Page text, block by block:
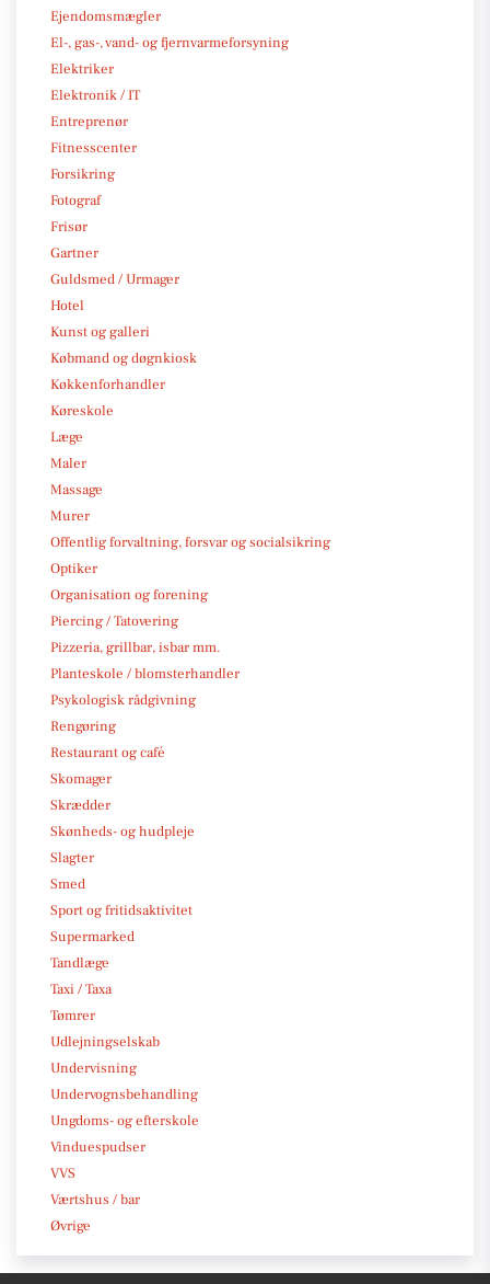
Ejendomsmægler
El-, gas-, vand- og fjernvarmeforsyning
Elektriker
Elektronik / IT
Entreprenør
Fitnesscenter
Forsikring
Fotograf
Frisør
Gartner
Guldsmed / Urmager
Hotel
Kunst og galleri
Købmand og døgnkiosk
Køkkenforhandler
Køreskole
Læge
Maler
Massage
Murer
Offentlig forvaltning, forsvar og socialsikring
Optiker
Organisation og forening
Piercing / Tatovering
Pizzeria, grillbar, isbar mm.
Planteskole / blomsterhandler
Psykologisk rådgivning
Rengøring
Restaurant og café
Skomager
Skrædder
Skønheds- og hudpleje
Slagter
Smed
Sport og fritidsaktivitet
Supermarked
Tandlæge
Taxi / Taxa
Tømrer
Udlejningselskab
Undervisning
Undervognsbehandling
Ungdoms- og efterskole
Vinduespudser
VVS
Værtshus / bar
Øvrige